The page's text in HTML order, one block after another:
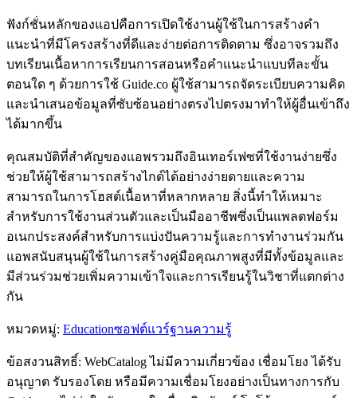
ฟังก์ชั่นหลักของแอปคือการเปิดใช้งานผู้ใช้ในการสร้างคำ
แนะนำที่มีโครงสร้างที่ดีและง่ายต่อการติดตาม ซึ่งอาจรวมถึง
บทเรียนเนื้อหาการเรียนการสอนหรือคำแนะนำแบบทีละขั้น
ตอนใด ๆ ด้วยการใช้ Guide.co ผู้ใช้สามารถจัดระเบียบความคิด
และนำเสนอข้อมูลที่ซับซ้อนอย่างตรงไปตรงมาทำให้ผู้อื่นเข้าถึง
ได้มากขึ้น
คุณสมบัติที่สำคัญของแอพรวมถึงอินเทอร์เฟซที่ใช้งานง่ายซึ่ง
ช่วยให้ผู้ใช้สามารถสร้างไกด์ได้อย่างง่ายดายและความ
สามารถในการโฮสต์เนื้อหาที่หลากหลาย สิ่งนี้ทำให้เหมาะ
สำหรับการใช้งานส่วนตัวและเป็นมืออาชีพซึ่งเป็นแพลตฟอร์ม
อเนกประสงค์สำหรับการแบ่งปันความรู้และการทำงานร่วมกัน
แอพสนับสนุนผู้ใช้ในการสร้างคู่มือคุณภาพสูงที่มีทั้งข้อมูลและ
มีส่วนร่วมช่วยเพิ่มความเข้าใจและการเรียนรู้ในวิชาที่แตกต่าง
กัน
หมวดหมู่: Educationซอฟต์แวร์ฐานความรู้
ข้อสงวนสิทธิ์: WebCatalog ไม่มีความเกี่ยวข้อง เชื่อมโยง ได้รับ
อนุญาต รับรองโดย หรือมีความเชื่อมโยงอย่างเป็นทางการกับ